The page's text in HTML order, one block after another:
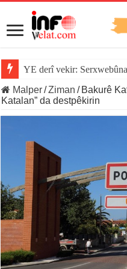
YE derî vekir:
Malper/Ziman / Bakurê
Katalan” da destpêkirin